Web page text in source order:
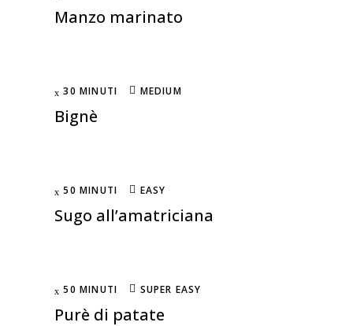
Manzo marinato
30 MINUTI MEDIUM
Bignè
50 MINUTI EASY
Sugo all’amatriciana
50 MINUTI SUPER EASY
Purè di patate